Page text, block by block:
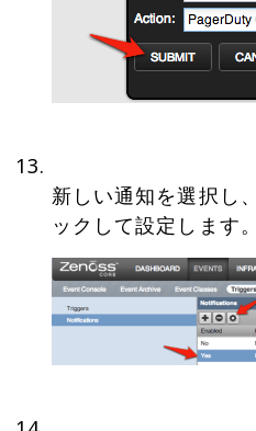
新しい通知を選択し、